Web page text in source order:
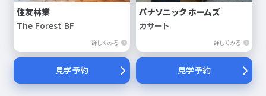
住友林業
The Forest BF
詳しくみる
見学予約
パナソニック ホームズ
カサート
詳しくみる
見学予約